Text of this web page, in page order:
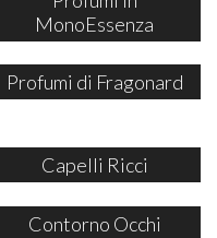
MonoEssenza
Profumi di Fragonard
Capelli Ricci
Contorno Occhi